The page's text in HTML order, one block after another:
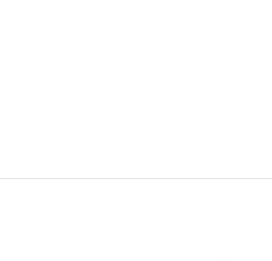
de la Marcato